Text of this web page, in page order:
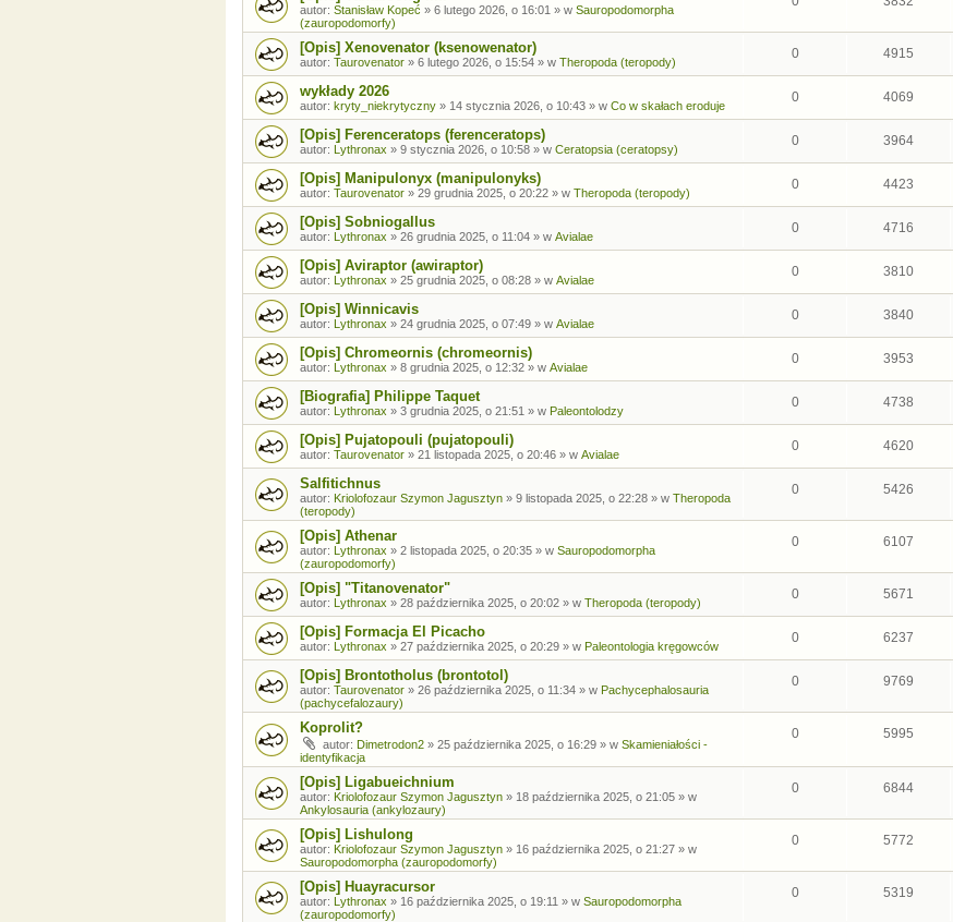
autor: Stanisław Kopeć » 6 lutego 2026, o 16:01 » w Sauropodomorpha
(zauropodomorfy)
[Opis] Xenovenator (ksenowenator)
autor: Taurovenator » 6 lutego 2026, o 15:54 » w Theropoda (teropody)
0 4915
wykłady 2026
autor: kryty_niekrytyczny » 14 stycznia 2026, o 10:43 » w Co w skałach eroduje
0 4069
[Opis] Ferenceratops (ferenceratops)
autor: Lythronax » 9 stycznia 2026, o 10:58 » w Ceratopsia (ceratopsy)
0 3964
[Opis] Manipulonyx (manipulonyks)
autor: Taurovenator » 29 grudnia 2025, o 20:22 » w Theropoda (teropody)
0 4423
[Opis] Sobniogallus
autor: Lythronax » 26 grudnia 2025, o 11:04 » w Avialae
0 4716
[Opis] Aviraptor (awiraptor)
autor: Lythronax » 25 grudnia 2025, o 08:28 » w Avialae
0 3810
[Opis] Winnicavis
autor: Lythronax » 24 grudnia 2025, o 07:49 » w Avialae
0 3840
[Opis] Chromeornis (chromeornis)
autor: Lythronax » 8 grudnia 2025, o 12:32 » w Avialae
0 3953
[Biografia] Philippe Taquet
autor: Lythronax » 3 grudnia 2025, o 21:51 » w Paleontolodzy
0 4738
[Opis] Pujatopouli (pujatopouli)
autor: Taurovenator » 21 listopada 2025, o 20:46 » w Avialae
0 4620
Salfitichnus
autor: Kriolofozaur Szymon Jagusztyn » 9 listopada 2025, o 22:28 » w Theropoda
(teropody)
0 5426
[Opis] Athenar
autor: Lythronax » 2 listopada 2025, o 20:35 » w Sauropodomorpha
(zauropodomorfy)
0 6107
[Opis] "Titanovenator"
autor: Lythronax » 28 października 2025, o 20:02 » w Theropoda (teropody)
0 5671
[Opis] Formacja El Picacho
autor: Lythronax » 27 października 2025, o 20:29 » w Paleontologia kręgowców
0 6237
[Opis] Brontotholus (brontotol)
autor: Taurovenator » 26 października 2025, o 11:34 » w Pachycephalosauria
(pachycefalozaury)
0 9769
Koprolit?
autor: Dimetrodon2 » 25 października 2025, o 16:29 » w Skamieniałości -
identyfikacja
0 5995
[Opis] Ligabueichnium
autor: Kriolofozaur Szymon Jagusztyn » 18 października 2025, o 21:05 » w
Ankylosauria (ankylozaury)
0 6844
[Opis] Lishulong
autor: Kriolofozaur Szymon Jagusztyn » 16 października 2025, o 21:27 » w
Sauropodomorpha (zauropodomorfy)
0 5772
[Opis] Huayracursor
autor: Lythronax » 16 października 2025, o 19:11 » w Sauropodomorpha
(zauropodomorfy)
0 5319